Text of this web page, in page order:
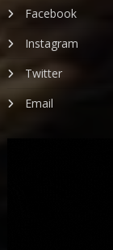
Facebook
Instagram
Twitter
Email